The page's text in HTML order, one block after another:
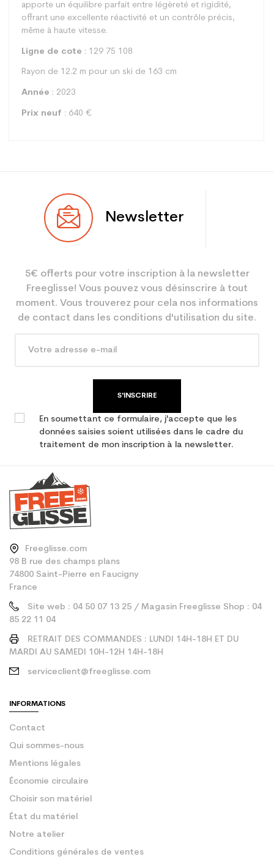
apporte un équilibre parfait entre légèreté et rigidité,
offrant une excellente réactivité et un contrôle précis,
même à haute vitesse.
Ligne de cote : 129 75 108
Rayon de 12.2 m pour un ski de 163 cm
Année : 2023
Prix neuf : 640 €
Utilisateur Femme
Coloris Noir
En achetant d'occasion :
Economie CO² (en kg)
3.9
Newsletter
5€ offerts pour votre inscription à la newsletter
Freeglisse! Vous pouvez vous désinscrire à tout
moment. Vous trouverez pour cela nos informations
de contact dans les conditions d'utilisation du site.
S'INSCRIRE
En soumettant ce formulaire, j'accepte que les
données saisies soient utilisées dans le cadre du
traitement de mon inscription à la newsletter.
Freeglisse.com
98 B rue des champs plans
74800 Saint-Pierre en Faucigny
France
Site web : 04 50 07 13 25 / Magasin Freeglisse Shop : 04
85 22 11 04
RETRAIT DES COMMANDES : LUNDI 14H-18H ET DU
MARDI AU SAMEDI 10H-12H 14H-18H
serviceclient@freeglisse.com
INFORMATIONS
Contact
Qui sommes-nous
Mentions légales
Économie circulaire
Choisir son matériel
État du matériel
Notre atelier
Conditions générales de ventes